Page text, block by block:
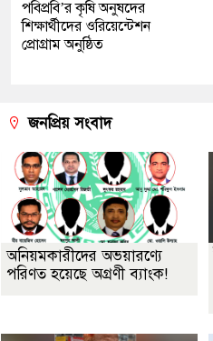
পবিপ্রবি’র কৃষি অনুষদের
শিক্ষার্থীদের ওরিয়েন্টেশন
প্রোগ্রাম অনুষ্ঠিত
জনপ্রিয় সংবাদ
অনিয়মকারীদের অভয়ারণ্যে
পরিণত হয়েছে অগ্রণী ব্যাংক!